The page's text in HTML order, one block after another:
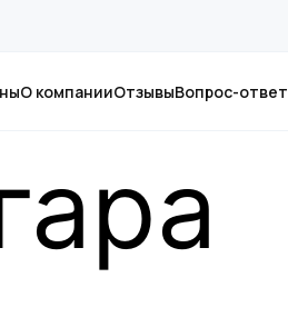
О компанииОтзывыВопрос-ответ